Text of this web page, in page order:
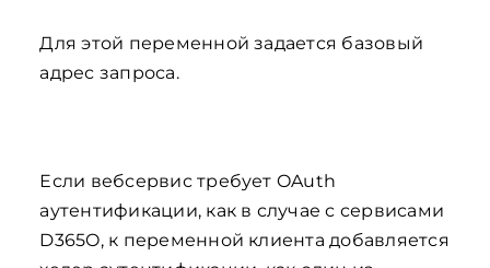
Для этой переменной задается базовый
адрес запроса.
Если вебсервис требует OAuth
аутентификации, как в случае с сервисами
D365O, к переменной клиента добавляется